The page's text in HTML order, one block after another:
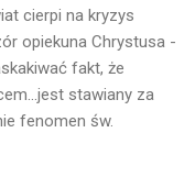
cierpi na kryzys
opiekuna Chrystusa -
fakt, że
stawiany za
fenomen św.